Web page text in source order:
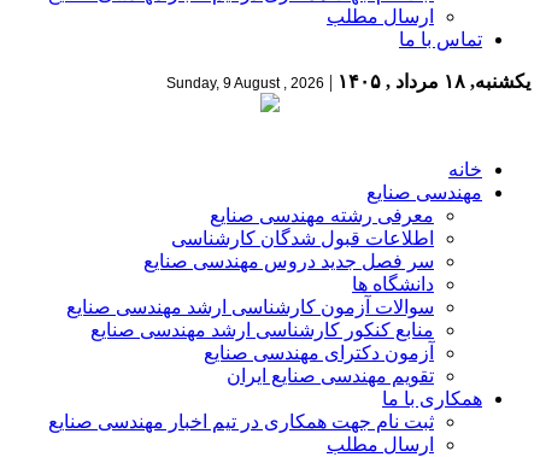
ارسال مطلب
تماس با ما
یکشنبه, ۱۸ مرداد , ۱۴۰۵ |
Sunday, 9 August , 2026
خانه
مهندسی صنایع
معرفی رشته مهندسی صنایع
اطلاعات قبول شدگان کارشناسی
سر فصل جدید دروس مهندسی صنایع
دانشگاه ها
سوالات آزمون کارشناسی ارشد مهندسی صنایع
منابع کنکور کارشناسی ارشد مهندسی صنایع
آزمون دکترای مهندسی صنایع
تقویم مهندسی صنایع ایران
همکاری با ما
ثبت نام جهت همکاری در تیم اخبار مهندسی صنایع
ارسال مطلب